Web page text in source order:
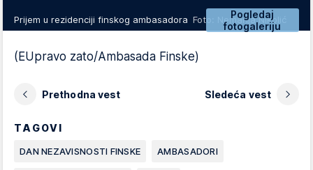
Pogledaj
fotogaleriju
Prijem u rezidenciji finskog ambasadora Foto: Nemanja Nikolić
(EUpravo zato/Ambasada Finske)
Prethodna vest Sledeća vest
TAGOVI
DAN NEZAVISNOSTI FINSKE AMBASADORI